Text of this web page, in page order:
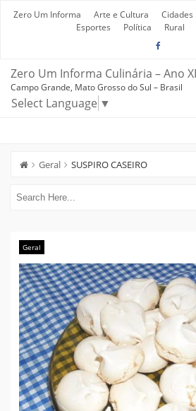
Zero Um Informa Arte e Cultura Cidades
Esportes
Política Rural
Zero Um Informa Culinária – Ano
Campo Grande, Mato Grosso do Sul – Brasil
Select Language ▼
Geral SUSPIRO CASEIRO
Geral